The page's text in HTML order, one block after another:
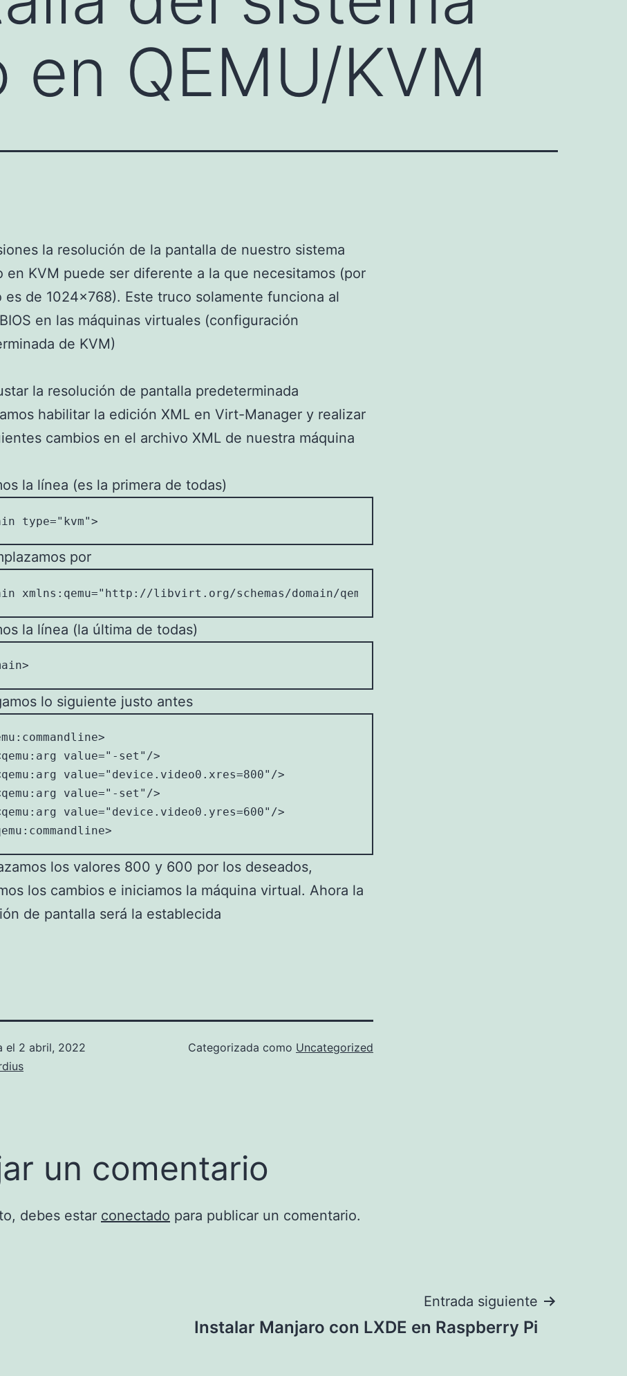
QEMU/KVM
la resolución de la pantalla de nuestro sistema
en KVM puede ser diferente a la que necesitamos (por
es de 1024×768). Este truco solamente funciona al
en las máquinas virtuales (configuración
de KVM)
la resolución de pantalla predeterminada
habilitar la edición XML en Virt-Manager y realizar
cambios en el archivo XML de nuestra máquina
la línea (es la primera de todas)
type="kvm">
por
xmlns:qemu="http://libvirt.org/schemas/domain/qemu/1.0" type="kvm">
la línea (la última de todas)
lo siguiente justo antes
value="-set"/>
value="device.video0.xres=800"/>
value="-set"/>
value="device.video0.yres=600"/>
los valores 800 y 600 por los deseados,
los cambios e iniciamos la máquina virtual. Ahora la
de pantalla será la establecida
el 2 abril, 2022
Categorizada como Uncategorized
un comentario
debes estar conectado para publicar un comentario.
Entrada siguiente
Instalar Manjaro con LXDE en Raspberry Pi